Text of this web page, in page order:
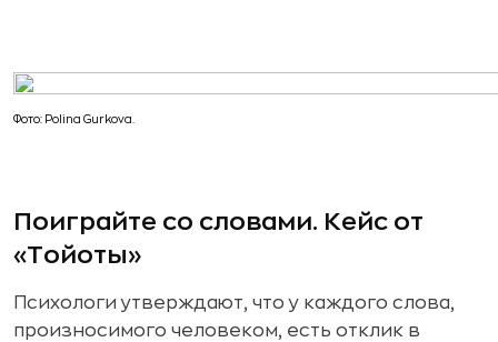
Фото: Polina Gurkova.
Поиграйте со словами. Кейс от
«Тойоты»
Психологи утверждают, что у каждого слова,
произносимого человеком, есть отклик в